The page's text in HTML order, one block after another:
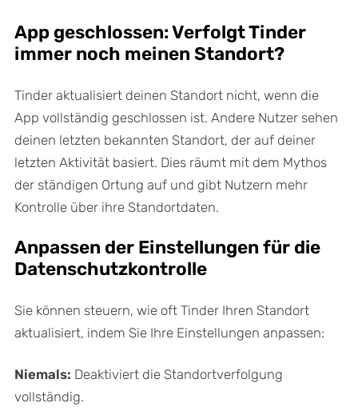
App geschlossen: Verfolgt Tinder
immer noch meinen Standort?
Tinder aktualisiert deinen Standort nicht, wenn die
App vollständig geschlossen ist. Andere Nutzer sehen
deinen letzten bekannten Standort, der auf deiner
letzten Aktivität basiert. Dies räumt mit dem Mythos
der ständigen Ortung auf und gibt Nutzern mehr
Kontrolle über ihre Standortdaten.
Anpassen der Einstellungen für die
Datenschutzkontrolle
Sie können steuern, wie oft Tinder Ihren Standort
aktualisiert, indem Sie Ihre Einstellungen anpassen:
Niemals: Deaktiviert die Standortverfolgung
vollständig.